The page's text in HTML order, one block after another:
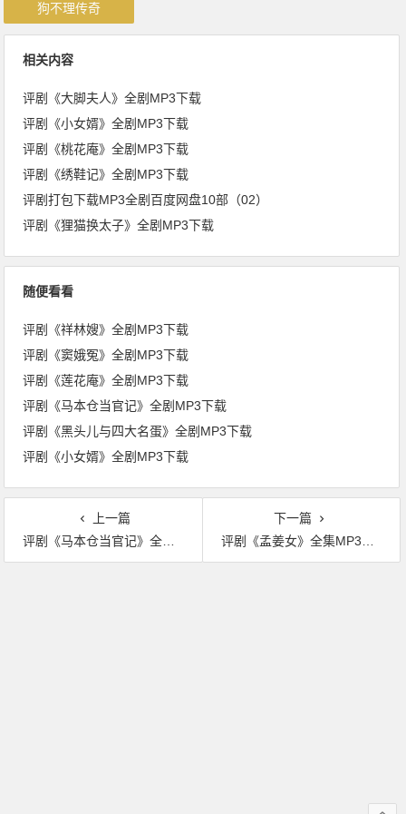
狗不理传奇
相关内容
评剧《大脚夫人》全剧MP3下载
评剧《小女婿》全剧MP3下载
评剧《桃花庵》全剧MP3下载
评剧《绣鞋记》全剧MP3下载
评剧打包下载MP3全剧百度网盘10部（02）
评剧《狸猫换太子》全剧MP3下载
随便看看
评剧《祥林嫂》全剧MP3下载
评剧《窦娥冤》全剧MP3下载
评剧《莲花庵》全剧MP3下载
评剧《马本仓当官记》全剧MP3下载
评剧《黑头儿与四大名蛋》全剧MP3下载
评剧《小女婿》全剧MP3下载
上一篇
评剧《马本仓当官记》全剧MP3下载
下一篇
评剧《孟姜女》全集MP3下载